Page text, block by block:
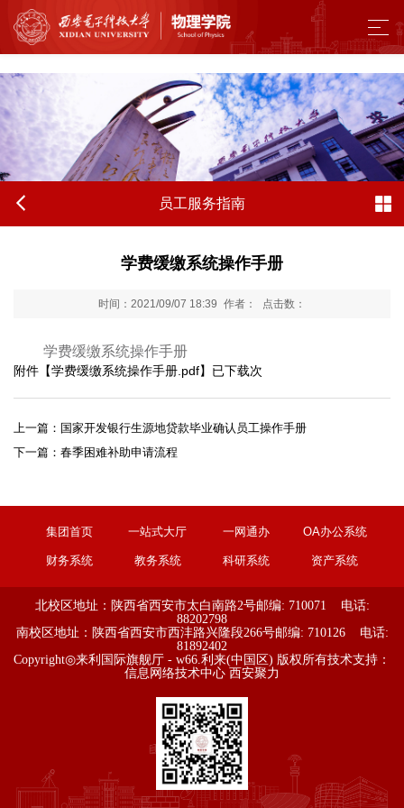
来利国际旗舰厅 - w66.利来(中国区)
员工服务指南
​学费缓缴系统操作手册
时间：2021/09/07 18:39 作者： 点击数：
学费缓缴系统操作手册
附件【学费缓缴系统操作手册.pdf】已下载次
上一篇： 国家开发银行生源地贷款毕业确认员工操作手册
下一篇： ​春季困难补助申请流程
集团首页 一站式大厅 一网通办 OA办公系统
财务系统 教务系统 科研系统 资产系统
北校区地址：陕西省西安市太白南路2号邮编: 710071 电话:
88202798
南校区地址：陕西省西安市西沣路兴隆段266号邮编: 710126 电话:
81892402
Copyright◎来利国际旗舰厅 - w66.利来(中国区) 版权所有技术支持：
信息网络技术中心 西安聚力